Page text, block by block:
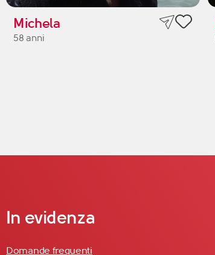
Michela
58 anni
In evidenza
Domande frequenti